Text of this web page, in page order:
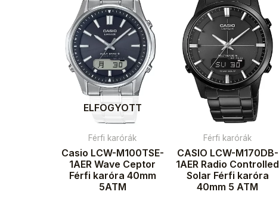
ELFOGYOTT
Férfi karórák
Casio LCW-M100TSE-
1AER Wave Ceptor
Férfi karóra 40mm
5ATM
Férfi karórák
CASIO LCW-M170DB-
1AER Radio Controlled
Solar Férfi karóra
40mm 5 ATM